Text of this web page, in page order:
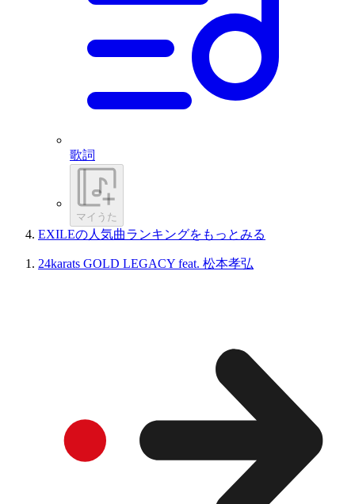
歌詞
マイうた
EXILEの人気曲ランキングをもっとみる
24karats GOLD LEGACY feat. 松本孝弘